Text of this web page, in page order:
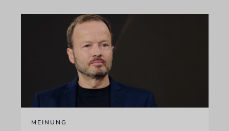
MEINUNG